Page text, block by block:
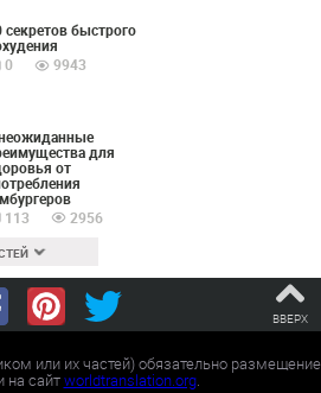
секретов быстрого
0
9943
для
от
113
2956
ВВЕРХ
или их частей) обязательно размещение
на сайтworldtranslation.org.